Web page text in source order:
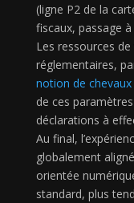
(ligne P2 de la
fiscaux, passage
Les ressources
réglementaires,
notion de
de ces
déclarations à
Au final,
globalement
orientée
standard, plus